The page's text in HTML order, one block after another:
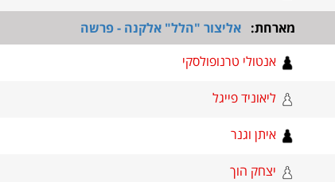
מארחת: אליצור "הלל" אלקנה - פרשה
אנטולי טרנופולסקי
ליאוניד פייגל
איתן וגנר
יצחק הוך